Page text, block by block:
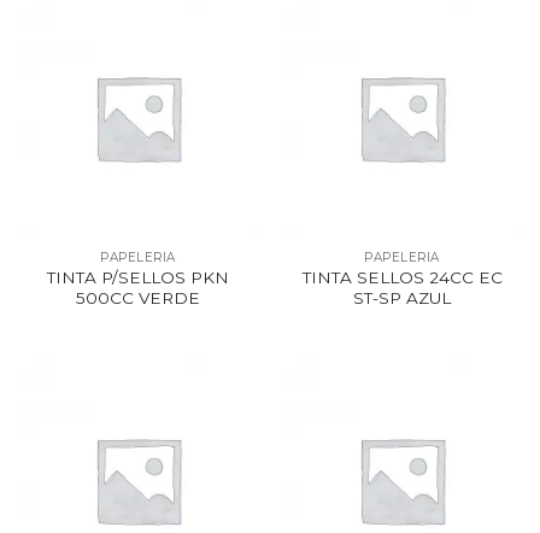
PAPELERIA
TINTA P/SELLOS PKN
500CC VERDE
PAPELERIA
TINTA SELLOS 24CC EC
ST-SP AZUL